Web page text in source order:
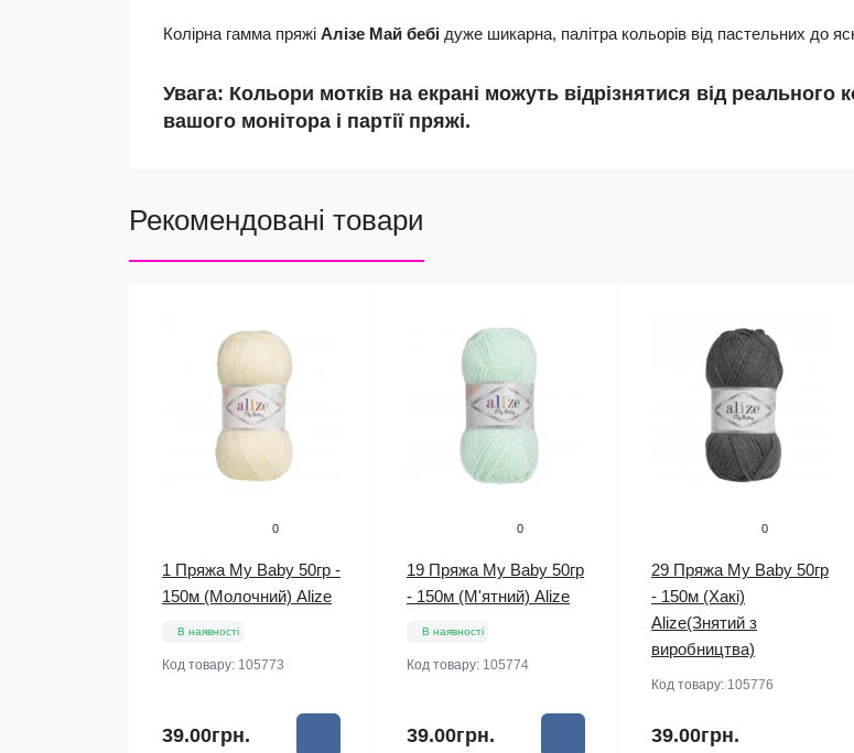
Колірна гамма пряжі Алізе Май бебі дуже шикарна, палітра кольорів від пастельних до
Увага: Кольори мотків на екрані можуть відрізнятися від
вашого монітора і партії пряжі.
Рекомендовані товари
0
1 Пряжа My Baby 50гр -
150м (Молочний) Alize
В наявності
Код товару: 105773
39.00грн.
0
19 Пряжа My Baby 50гр
- 150м (М'ятний) Alize
В наявності
Код товару: 105774
39.00грн.
0
29 Пряжа My Baby 50гр
- 150м (Хакі)
Alize(Знятий з
виробництва)
Код товару: 105776
39.00грн.